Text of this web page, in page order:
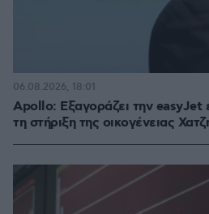
Apollo: Εξαγοράζει την easyJet
τη στήριξη της οικογένειας
06.08.2026, 18:01